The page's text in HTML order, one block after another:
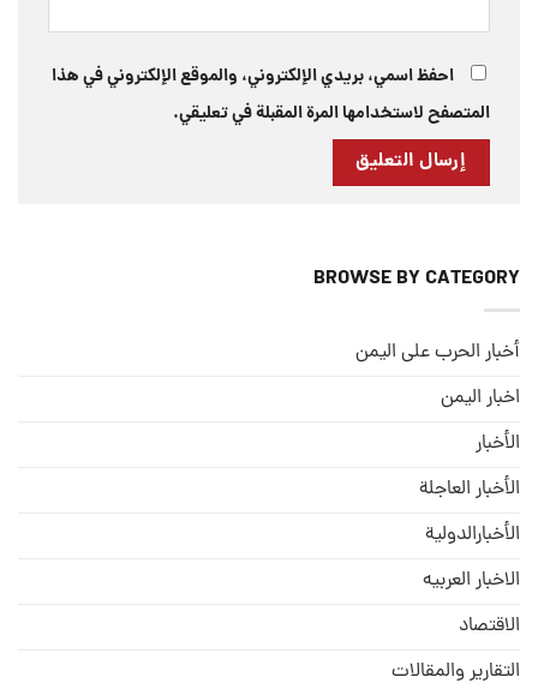
احفظ اسمي، بريدي الإلكتروني، والموقع الإلكتروني في هذا
المتصفح لاستخدامها المرة المقبلة في تعليقي.
BROWSE BY CATEGORY
أخبار الحرب على اليمن
اخبار اليمن
الأخبار
الأخبار العاجلة
الأخبارالدولية
الاخبار العربيه
الاقتصاد
التقارير والمقالات